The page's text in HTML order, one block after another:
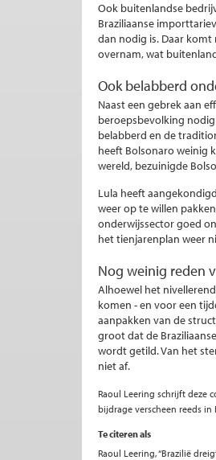
Ook buitenlandse
Braziliaanse
dan nodig is. Daar komt
overnam, wat
Ook belabberd
Naast een gebrek aan
beroepsbevolking
belabberd en de
heeft Bolsonaro weinig
wereld, bezuinigde
Lula heeft
weer op te willen
onderwijssector goed
het tienjarenplan weer
Nog weinig reden
Alhoewel het
komen - en voor een
aanpakken van de
groot dat de
wordt getild. Van het
niet af.
Raoul Leering schrijft deze
bijdrage verscheen reeds in
Te citeren als
Raoul Leering, “Brazilië